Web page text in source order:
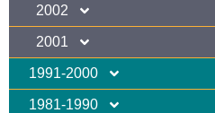
2002
2001
1991-2000
1981-1990